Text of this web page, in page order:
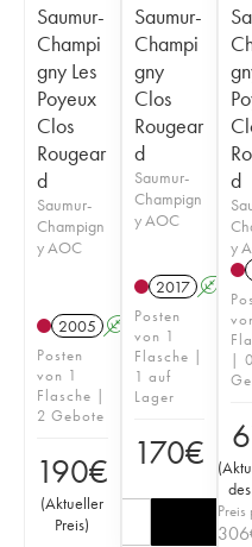
Saumur-
Champi
gny Les
Poyeux
Clos
Rougear
d
Saumur-
Champign
y AOC
2005 A
Posten
von 1
Flasche |
2 Gebote
190€
(Aktueller
Preis)
Saumur-
Champi
gny
Clos
Rougear
d
Saumur-
Champign
y AOC
2017 A
Posten
von 1
Flasche |
1 auf
Lager
170€
d
y
| 0
(
Preis
306